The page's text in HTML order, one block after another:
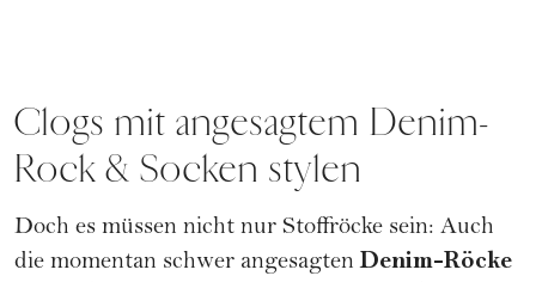
Clogs mit angesagtem Denim-
Rock & Socken stylen
Doch es müssen nicht nur Stoffröcke sein: Auch
die momentan schwer angesagtenDenim-Röcke